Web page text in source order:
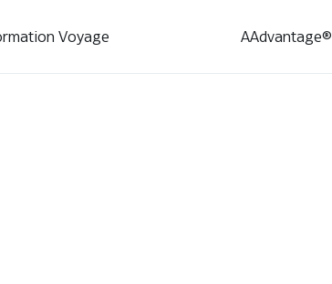
Voyage AAdvantage®